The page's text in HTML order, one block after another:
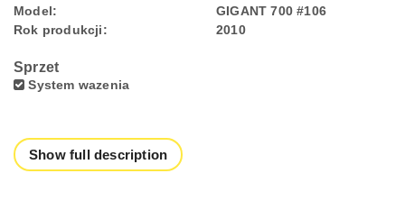
Model:
GIGANT 700 #106
Rok produkcji:
2010
Sprzet
System wazenia
Show full description